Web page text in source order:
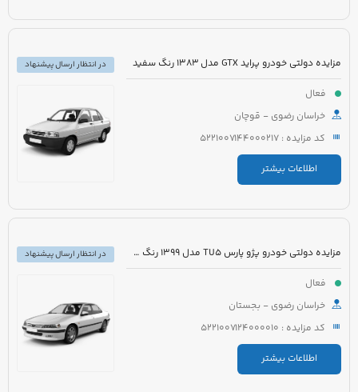
مزایده دولتی خودرو پراید GTX مدل 1383 رنگ سفید
فعال
خراسان رضوی - قوچان
کد مزایده : 5221007144000217
اطلاعات بیشتر
در انتظار ارسال پیشنهاد
مزایده دولتی خودرو پژو پارس TU5 مدل 1399 رنگ سفید
فعال
خراسان رضوی - بجستان
کد مزایده : 5221007124000010
اطلاعات بیشتر
در انتظار ارسال پیشنهاد